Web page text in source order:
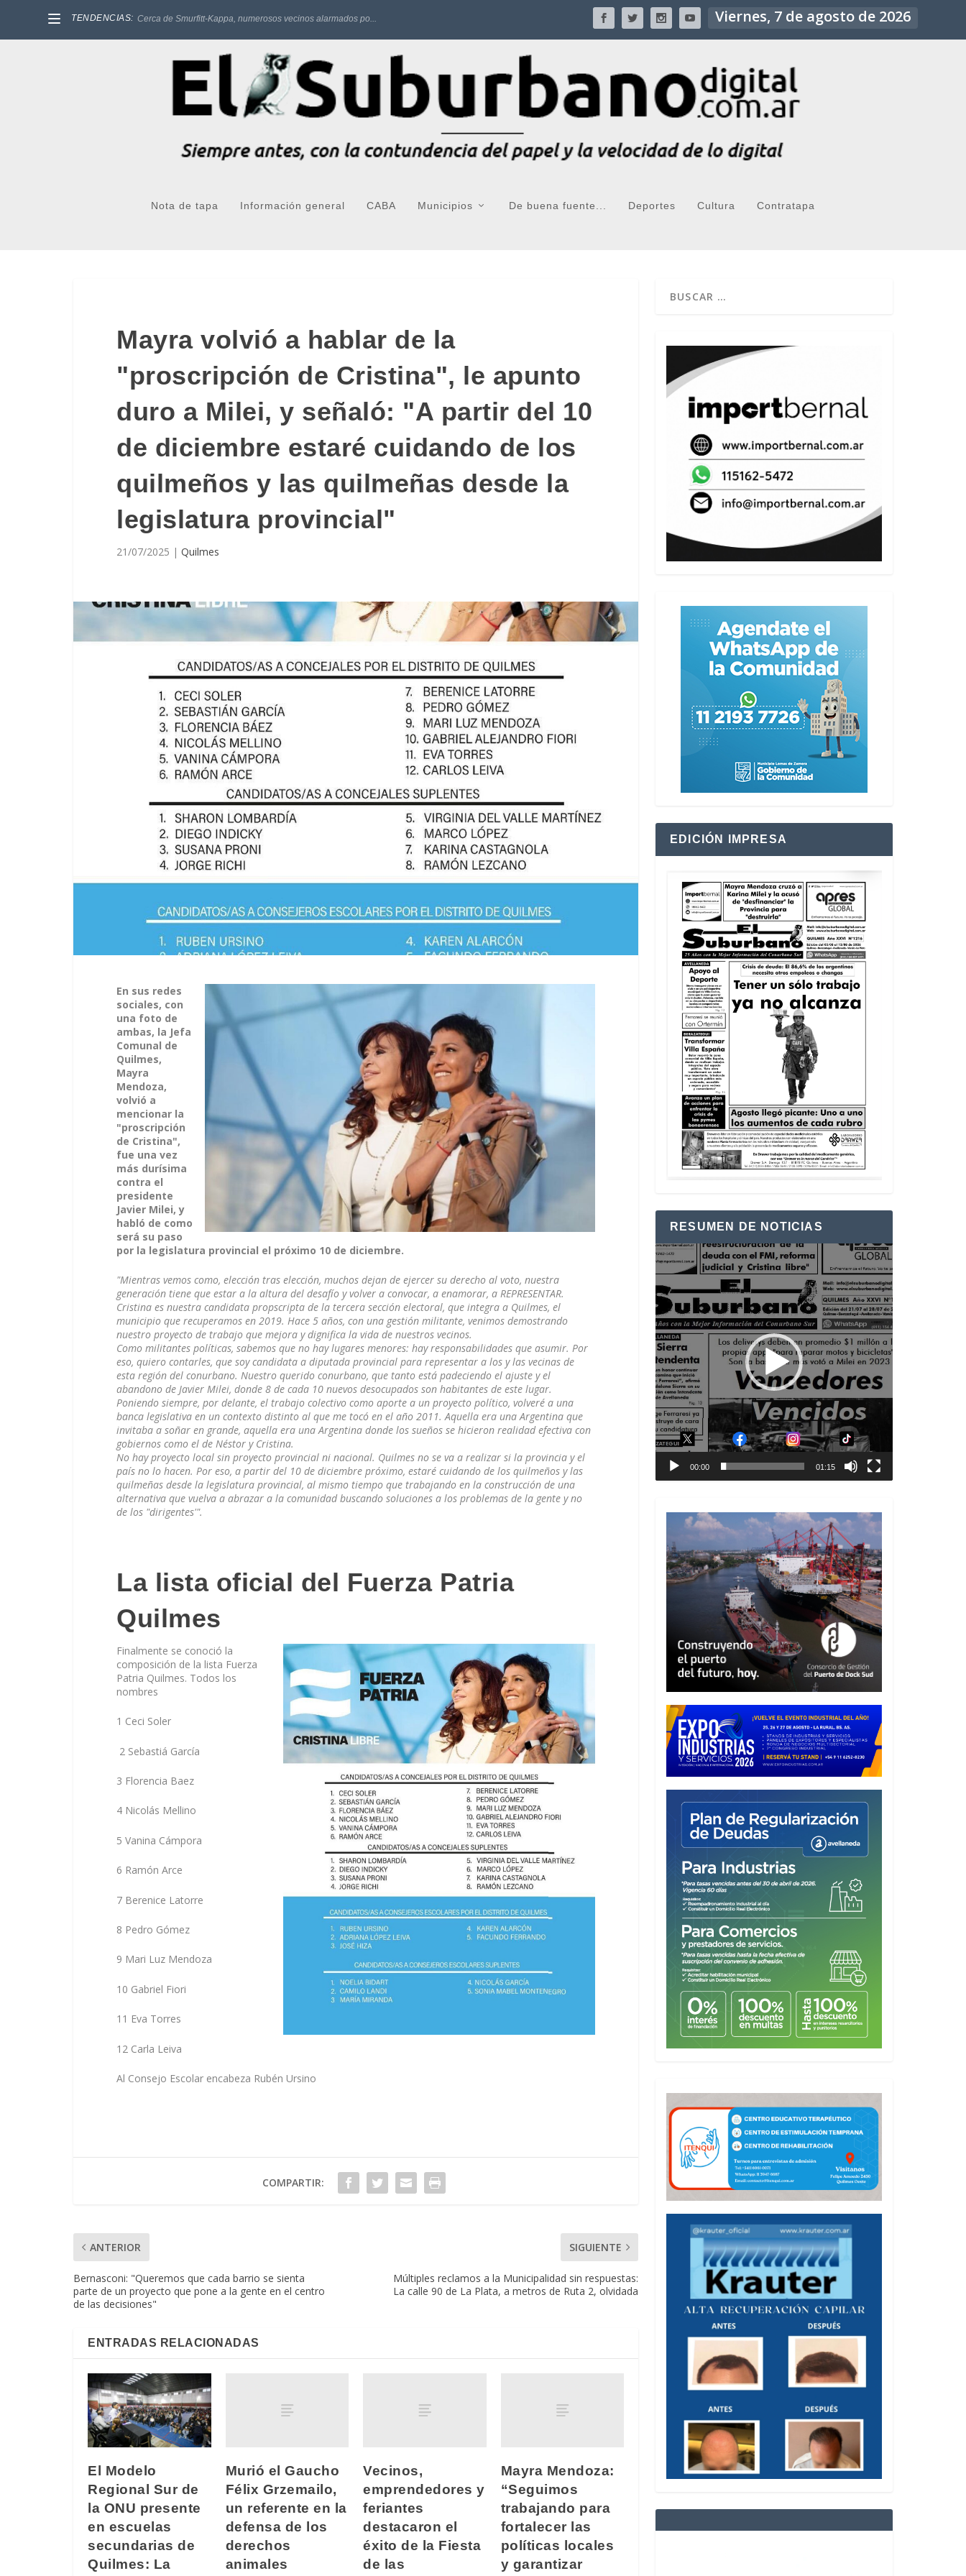
TENDENCIAS: Cerca de Smurfitt-Kappa, numerosos vecinos alarmados po... Viernes, 7 de agosto de 2026
Nota de tapa Información general CABA Municipios De buena fuente... Deportes Cultura Contratapa
Mayra volvió a hablar de la
"proscripción de Cristina", le apunto
duro a Milei, y señaló: "A partir del 10
de diciembre estaré cuidando de los
quilmeños y las quilmeñas desde la
legislatura provincial"
21/07/2025 | Quilmes
En sus redes
sociales, con
una foto de
ambas, la Jefa
Comunal de
Quilmes,
Mayra
Mendoza,
volvió a
mencionar la
"proscripción
de Cristina",
fue una vez
más durísima
contra el
presidente
Javier Milei, y
habló de como
será su paso
por la legislatura provincial el próximo 10 de diciembre.
"Mientras vemos como, elección tras elección, muchos dejan de ejercer su derecho al voto, nuestra
generación tiene que estar a la altura del desafío y volver a convocar, a enamorar, a REPRESENTAR.
Cristina es nuestra candidata propscripta de la tercera sección electoral, que integra a Quilmes, el
municipio que recuperamos en 2019. Hace 5 años, con una gestión militante, venimos demostrando
nuestro proyecto de trabajo que mejora y dignifica la vida de nuestros vecinos.
Como militantes políticas, sabemos que no hay lugares menores: hay responsabilidades que asumir. Por
eso, quiero contarles, que soy candidata a diputada provincial para representar a los y las vecinas de
esta región del conurbano. Nuestro querido conurbano, que tanto está padeciendo el ajuste y el
abandono de Javier Milei, donde 8 de cada 10 nuevos desocupados son habitantes de este lugar.
Poniendo siempre, por delante, el trabajo colectivo como aporte a un proyecto político, volveré a una
banca legislativa en un contexto distinto al que me tocó en el año 2011. Aquella era una Argentina que
invitaba a soñar en grande, aquella era una Argentina donde los sueños se hicieron realidad efectiva con
gobiernos como el de Néstor y Cristina.
No hay proyecto local sin proyecto provincial ni nacional. Quilmes no se va a realizar si la provincia y el
país no lo hacen. Por eso, a partir del 10 de diciembre próximo, estaré cuidando de los quilmeños y las
quilmeñas desde la legislatura provincial, al mismo tiempo que trabajando en la construcción de una
alternativa que vuelva a abrazar a la comunidad buscando soluciones a los problemas de la gente y no
de los "dirigentes'".
La lista oficial del Fuerza Patria
Quilmes
Finalmente se conoció la
composición de la lista Fuerza
Patria Quilmes. Todos los
nombres
1 Ceci Soler
2 Sebastiá García
3 Florencia Baez
4 Nicolás Mellino
5 Vanina Cámpora
6 Ramón Arce
7 Berenice Latorre
8 Pedro Gómez
9 Mari Luz Mendoza
10 Gabriel Fiori
11 Eva Torres
12 Carla Leiva
Al Consejo Escolar encabeza Rubén Ursino
COMPARTIR:
ANTERIOR
Bernasconi: "Queremos que cada barrio se sienta
parte de un proyecto que pone a la gente en el centro
de las decisiones"
SIGUIENTE
Múltiples reclamos a la Municipalidad sin respuestas:
La calle 90 de La Plata, a metros de Ruta 2, olvidada
ENTRADAS RELACIONADAS
El Modelo
Regional Sur de
la ONU presente
en escuelas
secundarias de
Quilmes: La
Murió el Gaucho
Félix Grzemailo,
un referente en la
defensa de los
derechos
animales
Vecinos,
emprendedores y
feriantes
destacaron el
éxito de la Fiesta
de las
Mayra Mendoza:
“Seguimos
trabajando para
fortalecer las
políticas locales
y garantizar
EDICIÓN IMPRESA
RESUMEN DE NOTICIAS
Reproductor
de
vídeo
00:00 01:15